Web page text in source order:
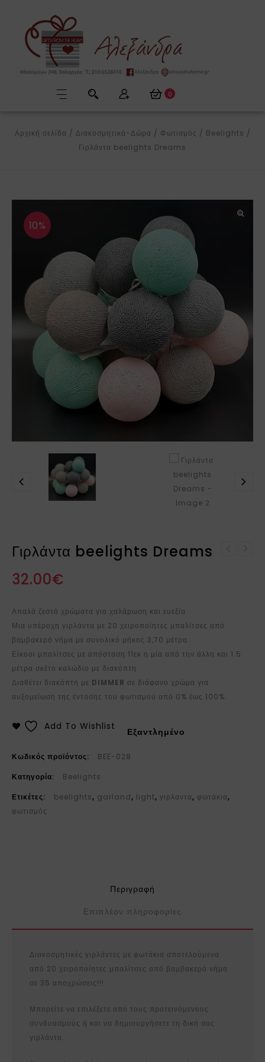
0
Αρχική σελίδα / Διακοσμητικά-Δώρα / Φωτισμός / Beelights /
Γιρλάντα beelights Dreams
10%
Γιρλάντα beelights Dreams
32.00€
Απαλά ζεστά χρώματα για χαλάρωση και ευεξία.
Μια υπέροχη γιρλάντα με 20 χειροποίητες μπαλίτσες από
βαμβακερό νήμα με συνολικό μήκος 3,70 μέτρα.
Είκοσι μπαλίτσες με απόσταση 11εκ η μία από την άλλη και 1.5
μέτρα σκέτο καλώδιο με διακόπτη.
Διαθέτει διακόπτη με DIMMER σε διάφανο χρώμα για
αυξομείωση της έντασης του φωτισμού από 0% έως 100%.
Εξαντλημένο
Add To Wishlist
Κωδικός προϊόντος:
BEE-028
Κατηγορία:
Beelights
Ετικέτες:
beelights, garland, light, γιρλαντα, φωτάκια,
φωτισμός
Περιγραφή
Επιπλέον πληροφορίες
Διακοσμητικές γιρλάντες με φωτάκια αποτελούμενα
από 20 χειροποίητες μπαλίτσες από βαμβακερό νήμα
σε 35 αποχρώσεις!!!
Μπορείτε να επιλέξετε από τους προτεινόμενους
συνδυασμούς ή και να δημιουργήσετε τη δική σας
γιρλάντα.